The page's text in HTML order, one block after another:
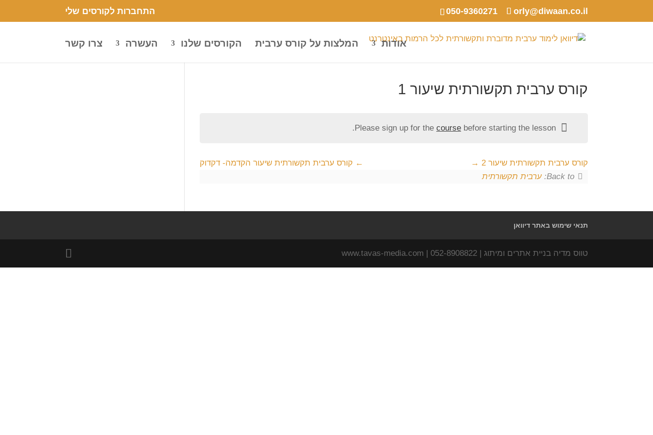
050-9360271 orly@diwaan.co.il התחברות לקורסים שלי
אודות המלצות על קורס ערבית הקורסים שלנו העשרה צרו קשר
קורס ערבית תקשורתית שיעור 1
Please sign up for the coursebefore starting the lesson.
קורס ערבית תקשורתית שיעור הקדמה- דקדוק
קורס ערבית תקשורתית שיעור 2
Back to: ערבית תקשורתית
תנאי שימוש באתר דיוואן
טווס מדיה בניית אתרים ומיתוג | www.tavas-media.com | 052-8908822